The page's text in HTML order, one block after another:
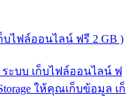
บไฟล์ออนไลน์ ฟรี 2 GB )
ะบบ เก็บไฟล์ออนไลน์ ฟ
ให้คุณเก็บข้อมูล เก็